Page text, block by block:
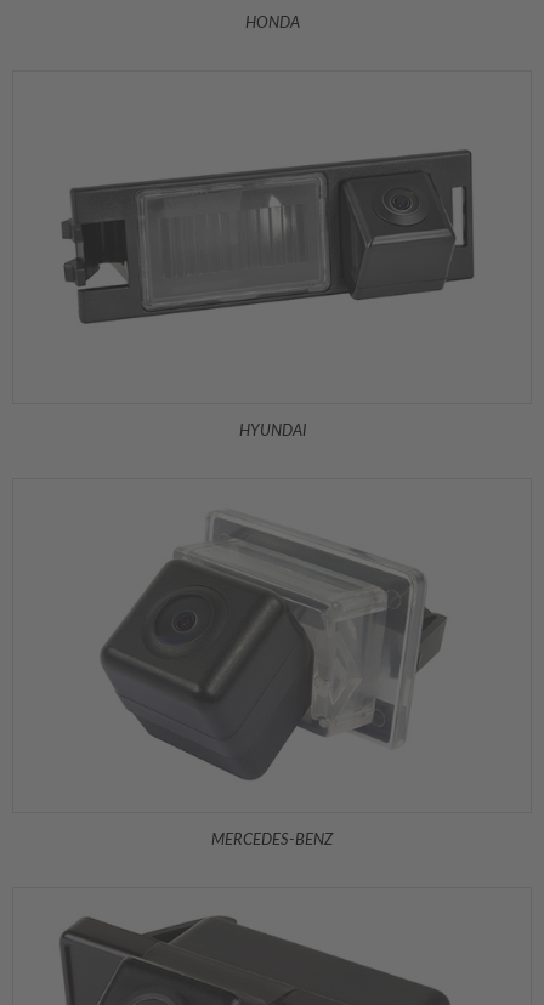
HONDA
HYUNDAI
MERCEDES-BENZ